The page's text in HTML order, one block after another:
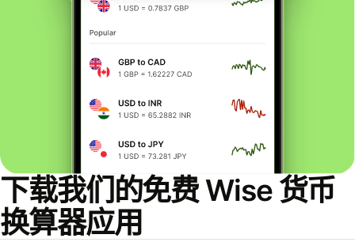
下载我们的免费 Wise 货币
换算器应用